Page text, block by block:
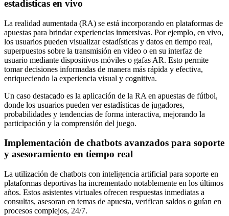
estadísticas en vivo
La realidad aumentada (RA) se está incorporando en plataformas de
apuestas para brindar experiencias inmersivas. Por ejemplo, en vivo,
los usuarios pueden visualizar estadísticas y datos en tiempo real,
superpuestos sobre la transmisión en video o en su interfaz de
usuario mediante dispositivos móviles o gafas AR. Esto permite
tomar decisiones informadas de manera más rápida y efectiva,
enriqueciendo la experiencia visual y cognitiva.
Un caso destacado es la aplicación de la RA en apuestas de fútbol,
donde los usuarios pueden ver estadísticas de jugadores,
probabilidades y tendencias de forma interactiva, mejorando la
participación y la comprensión del juego.
Implementación de chatbots avanzados para soporte
y asesoramiento en tiempo real
La utilización de chatbots con inteligencia artificial para soporte en
plataformas deportivas ha incrementado notablemente en los últimos
años. Estos asistentes virtuales ofrecen respuestas inmediatas a
consultas, asesoran en temas de apuesta, verifican saldos o guían en
procesos complejos, 24/7.